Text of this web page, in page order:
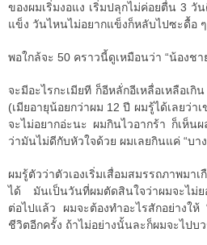
ของผมเริ่มงอแง เริ่มปลุกไม่ค่อยตื่น 3
แข็ง วันไหนไม่อยากแข็งก็หลับไปซะดื้อ ๆ
พอใกล้จะ 50 คราวนี้ดูเหมือนว่า “น้องช
จะมีอะไรกะเมียที ก็อีหลั่กอีเหลื่อเหลือเกิ
(เมียอายุน้อยกว่าผม 12 ปี ผมรู้ได้เลยว่า
จะไม่อยากอ่ะนะ ผมกินไวอากร้า ก็เห็
ว่ามันไม่ดีกับหัวใจด้วย ผมเลยกินแค่ “บา
ผมรู้ตัวว่าตัวเองเริ่มเสื่อมสมรรถภาพม
ได้ มันเป็นวันที่ผมตัดสินใจว่าผมจะไม่ย
ต่อไปแล้ว ผมจะต้องทำอะไรสักอย่างใ
ชีวิตอีกครั้ง ถ้าไม่อย่างนั้นละก็ผมจะไปบ